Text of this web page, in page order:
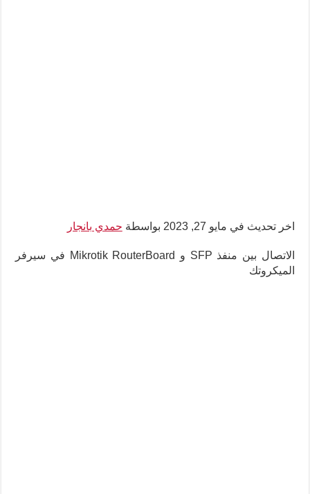
اخر تحديث في مايو 27, 2023 بواسطة حمدي بانجار
الاتصال بين منفذ SFP و Mikrotik RouterBoard في سيرفر
الميكروتك